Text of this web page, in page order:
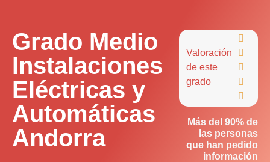
Grado Medio
Instalaciones
Eléctricas y
Automáticas
Andorra
Valoración
de este
grado





Más del 90% de
las personas
que han pedido
información